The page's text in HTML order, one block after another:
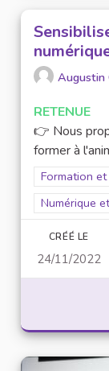
Augustin
RETENUE
👉 Nous
former à
Filtrer les
Formation
Filtrer les
Numérique
CRÉÉ LE
24/11/2022